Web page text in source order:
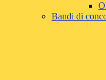
Bandi di